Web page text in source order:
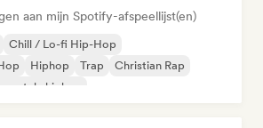
aan mijn Spotify-afspeellijst(en)
Chill / Lo-fi Hip-Hop
Hiphop Trap
Christian Rap
hiphop